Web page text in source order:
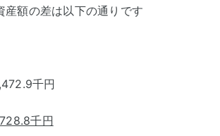
額の差は以下の通りです
千円
千円